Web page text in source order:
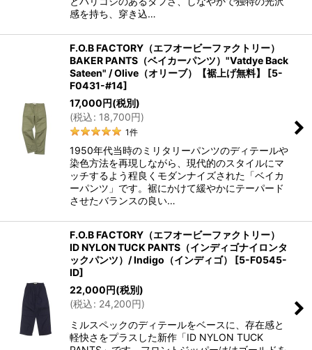
感を持ち、穿き込…
F.O.B FACTORY（エフオービーファクトリー）
BAKER PANTS（ベイカーパンツ）"Vatdye Back
Sateen" / Olive（オリーブ）【裾上げ無料】
[5-
F0431-#14]
17,000円(税別)
(税込: 18,700円)
1件
1950年代当時のミリタリーパンツのディテールや
染色方法を再現しながら、現代的のスタイルにマ
ッチするよう程良くモダンナイズされた「ベイカ
ーパンツ」です。裾にかけて緩やかにテーパード
させたバランスの良い…
F.O.B FACTORY（エフオービーファクトリー）
ID NYLON TUCK PANTS（インディゴナイロンタ
ックパンツ）/ Indigo（インディゴ）
[5-F0545-
ID]
22,000 円(税別)
(税込: 24,200円)
ミルスペックのディテールをベースに、存在感と
軽快さをプラスした新作「ID NYLON TUCK